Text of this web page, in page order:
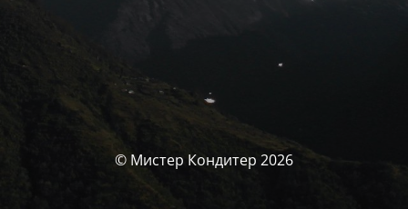
© Мистер Кондитер 2026